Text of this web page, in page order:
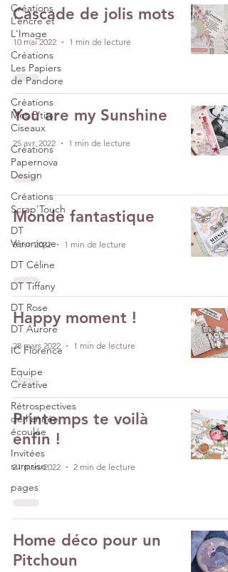
Créations
L’encre et
L'Image
Créations
Les Papiers
de Pandore
Créations
Mes P’tits
Ciseaux
Créations
Papernova
Design
Créations
Scrap'Touch
DT
Véronique
DT Céline
DT Tiffany
DT Rose
DT Aurore
IC Florence
Equipe
Créative
Rétrospectives
de l’année
écoulée
Invitées
surprise
pages
Cascade de jolis mots
10 mai 2022 1 min de lecture
You are my Sunshine
25 avr. 2022 1 min de lecture
Monde fantastique
8 avr. 2022 1 min de lecture
Happy moment !
28 mars 2022 1 min de lecture
Printemps te voilà
enfin !
21 mars 2022 2 min de lecture
Home déco pour un
Pitchoun